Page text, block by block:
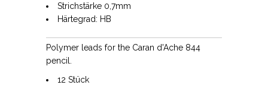
Strichstärke 0,7mm
Härtegrad: HB
Polymer leads for the Caran d'Ache 844
pencil.
12 Stück